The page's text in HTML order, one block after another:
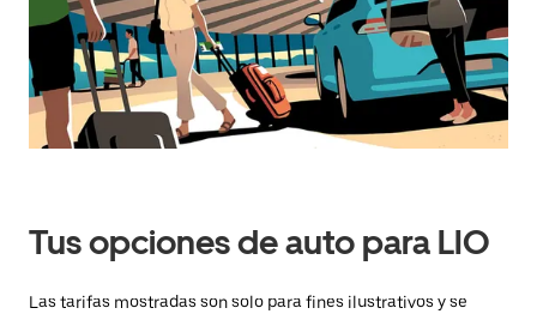
calendario
y
selecciona
una
fecha.
Presiona
la
el
calendario.
Tus opciones de auto para LIO
Las tarifas mostradas son solo para fines ilustrativos y se